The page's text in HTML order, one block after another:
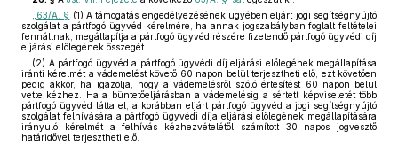
63/A. § (1) A támogatás engedélyezésének ügyében eljárt jogi segítségnyújtó
szolgálat a pártfogó ügyvéd kérelmére, ha annak jogszabályban foglalt feltételei
fennállnak, megállapítja a pártfogó ügyvéd részére fizetendő pártfogó ügyvédi díj
eljárási előlegének összegét.
(2) A pártfogó ügyvéd a pártfogó ügyvédi díj eljárási előlegének megállapítása
iránti kérelmét a vádemelést követő 60 napon belül terjesztheti elő, ezt követően
pedig akkor, ha igazolja, hogy a vádemelésről szóló értesítést 60 napon belül
vette kézhez. Ha a büntetőeljárásban a vádemelésig a sértett képviseletét több
pártfogó ügyvéd látta el, a korábban eljárt pártfogó ügyvéd a jogi segítségnyújtó
szolgálat felhívására a pártfogó ügyvédi díja eljárási előlegének megállapítására
irányuló kérelmét a felhívás kézhezvételétől számított 30 napos jogvesztő
határidővel terjesztheti elő.